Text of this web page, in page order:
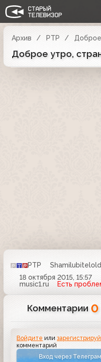
Архив РТР Доброе
Доброе утро,
РТР
18 октября 2015, 15:57
music1.ru
Есть
Комментарии 0
Войдите или
комментарий
Вход через